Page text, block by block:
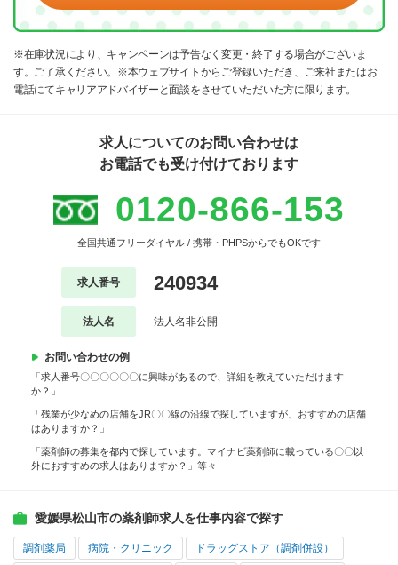
※在庫状況により、キャンペーンは予告なく変更・終了する場合がございま
す。ご了承ください。※本ウェブサイトからご登録いただき、ご来社またはお
電話にてキャリアアドバイザーと面談をさせていただいた方に限ります。
求人についてのお問い合わせは
お電話でも受け付けております
0120-866-153
全国共通フリーダイヤル / 携帯・PHPSからでもOKです
求人番号 240934
法人名 法人名非公開
お問い合わせの例
「求人番号〇〇〇〇〇〇に興味があるので、詳細を教えていただけます
か？」
「残業が少なめの店舗をJR〇〇線の沿線で探していますが、おすすめの店舗
はありますか？」
「薬剤師の募集を都内で探しています。マイナビ薬剤師に載っている〇〇以
外におすすめの求人はありますか？」等々
愛媛県松山市の薬剤師求人を仕事内容で探す
調剤薬局 病院・クリニック ドラッグストア（調剤併設）